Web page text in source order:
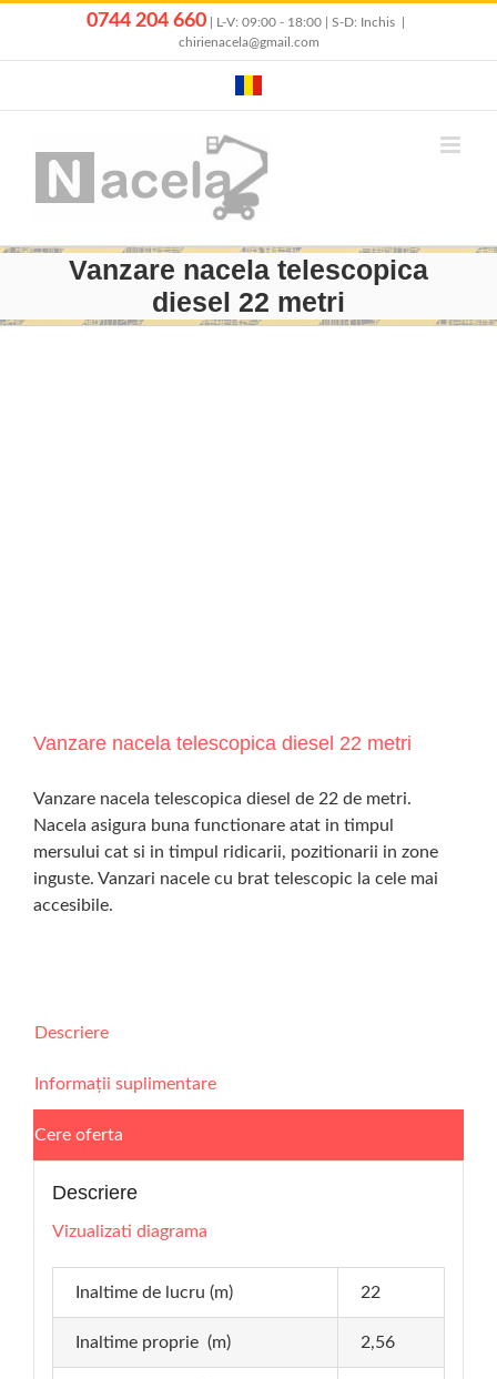
content
0744 204 660| L-V: 09:00 - 18:00 | S-D: Inchis
chirienacela@gmail.com
Vanzare nacela telescopica
diesel 22 metri
Vanzare nacela telescopica diesel 22 metri
Vanzare nacela telescopica diesel de 22 de metri.
Nacela asigura buna functionare atat in timpul
mersului cat si in timpul ridicarii, pozitionarii in zone
inguste. Vanzari nacele cu brat telescopic la cele mai
accesibile.
Descriere
Informații suplimentare
Cere oferta
Descriere
Vizualizati diagrama
Inaltime de lucru (m) 22
Inaltime proprie (m) 2,56